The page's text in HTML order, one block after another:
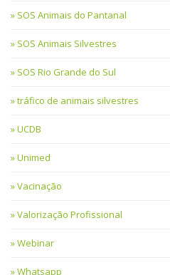
SOS Animais do Pantanal
SOS Animais Silvestres
SOS Rio Grande do Sul
tráfico de animais silvestres
UCDB
Unimed
Vacinação
Valorização Profissional
Webinar
Whatsapp